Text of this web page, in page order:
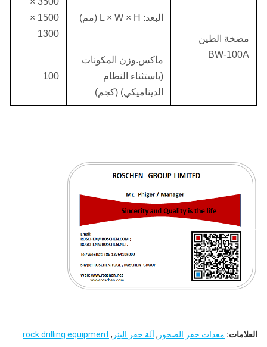
مضخة الطين
BW-100A
البعد: L × W × H (مم)
1500 ×
1300
ماكس.وزن المكونات
(باستثناء النظام
الديناميكي) (كجم)
100
العلامات: معدات حفر الصخور , آلة حفر البئر ,
rock drilling equipment